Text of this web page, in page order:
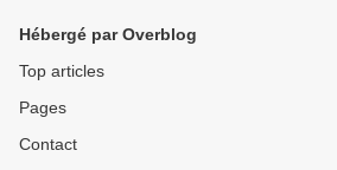
Hébergé par Overblog
Top articles
Pages
Contact